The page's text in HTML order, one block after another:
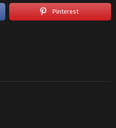
Pinterest